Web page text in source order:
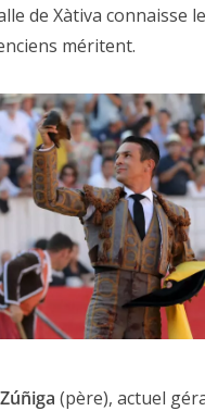
de Xàtiva connaisse
méritent.
(père), actuel